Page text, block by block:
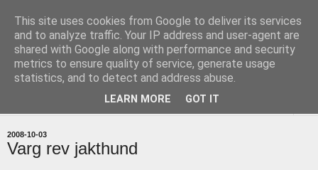
uddevallabloggen.se
med stort och smått från Uddevallas horisont
2008-10-03
Varg rev jakthund
This site uses cookies from Google to deliver its services
and to analyze traffic. Your IP address and user-agent are
shared with Google along with performance and security
metrics to ensure quality of service, generate usage
statistics, and to detect and address abuse.
LEARN MORE GOT IT